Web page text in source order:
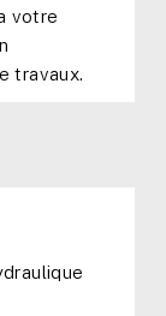
votre
travaux.